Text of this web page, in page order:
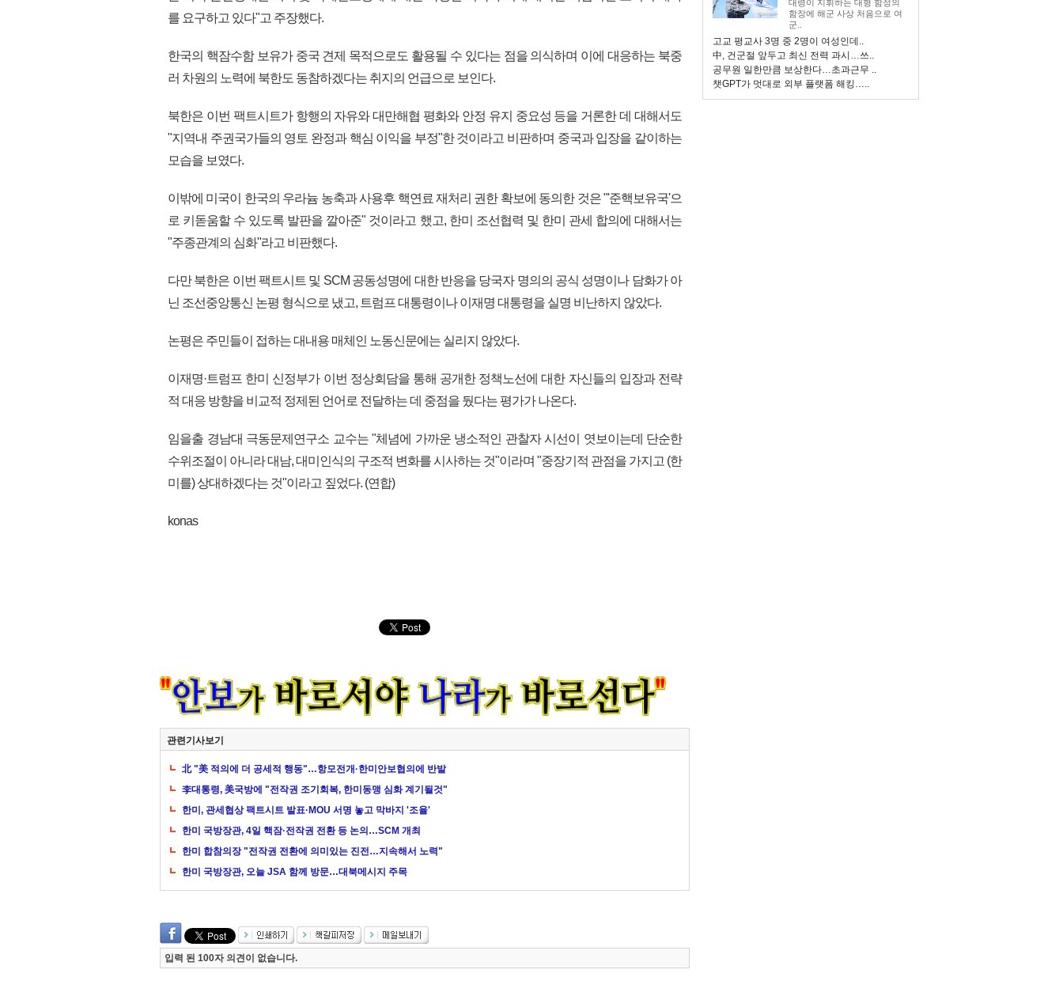
를 요구하고 있다"고 주장했다.
한국의 핵잠수함 보유가 중국 견제 목적으로도 활용될 수 있다는 점을 의식하며 이에 대응하는 북중
러 차원의 노력에 북한도 동참하겠다는 취지의 언급으로 보인다.
북한은 이번 팩트시트가 항행의 자유와 대만해협 평화와 안정 유지 중요성 등을 거론한 데 대해서도
"지역내 주권국가들의 영토 완정과 핵심 이익을 부정"한 것이라고 비판하며 중국과 입장을 같이하는
모습을 보였다.
이밖에 미국이 한국의 우라늄 농축과 사용후 핵연료 재처리 권한 확보에 동의한 것은 "'준핵보유국'으
로 키돋움할 수 있도록 발판을 깔아준" 것이라고 했고, 한미 조선협력 및 한미 관세 합의에 대해서는
"주종관계의 심화"라고 비판했다.
다만 북한은 이번 팩트시트 및 SCM 공동성명에 대한 반응을 당국자 명의의 공식 성명이나 담화가 아
닌 조선중앙통신 논평 형식으로 냈고, 트럼프 대통령이나 이재명 대통령을 실명 비난하지 않았다.
논평은 주민들이 접하는 대내용 매체인 노동신문에는 실리지 않았다.
이재명·트럼프 한미 신정부가 이번 정상회담을 통해 공개한 정책노선에 대한 자신들의 입장과 전략
적 대응 방향을 비교적 정제된 언어로 전달하는 데 중점을 뒀다는 평가가 나온다.
임을출 경남대 극동문제연구소 교수는 "체념에 가까운 냉소적인 관찰자 시선이 엿보이는데 단순한
수위조절이 아니라 대남, 대미인식의 구조적 변화를 시사하는 것"이라며 "중장기적 관점을 가지고 (한
미를) 상대하겠다는 것"이라고 짚었다. (연합)
konas
관련기사보기
北 "美 적의에 더 공세적 행동"…항모전개·한미안보협의에 반발
李대통령, 美국방에 "전작권 조기회복, 한미동맹 심화 계기될것"
한미, 관세협상 팩트시트 발표·MOU 서명 놓고 막바지 '조율'
한미 국방장관, 4일 핵잠·전작권 전환 등 논의…SCM 개최
한미 합참의장 "전작권 전환에 의미있는 진전…지속해서 노력"
한미 국방장관, 오늘 JSA 함께 방문…대북메시지 주목
입력 된 100자 의견이 없습니다.
대령이 지휘하는 대형 함정의
함장에 해군 사상 처음으로 여
군..
고교 평교사 3명 중 2명이 여성인데..
中, 건군절 앞두고 최신 전력 과시…쓰..
공무원 일한만큼 보상한다…초과근무 ..
챗GPT가 멋대로 외부 플랫폼 해킹…..